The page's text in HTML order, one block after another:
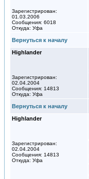
Зарегистрирован:
01.03.2006
Сообщения: 6018
Откуда: Уфа
Вернуться к началу
Highlander
Зарегистрирован:
02.04.2004
Сообщения: 14813
Откуда: Уфа
Вернуться к началу
Highlander
Зарегистрирован:
02.04.2004
Сообщения: 14813
Откуда: Уфа